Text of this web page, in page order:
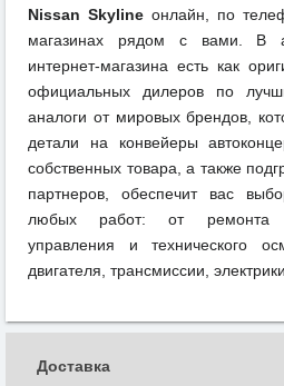
Nissan Skyline онлайн, по
магазинах рядом с вами. В
интернет-магазина есть как
официальных дилеров по
аналоги от мировых брендов,
детали на конвейеры
собственных товара, а также
партнеров, обеспечит вас
любых работ: от ремонта
управления и технического
двигателя, трансмиссии, электрики
Доставка